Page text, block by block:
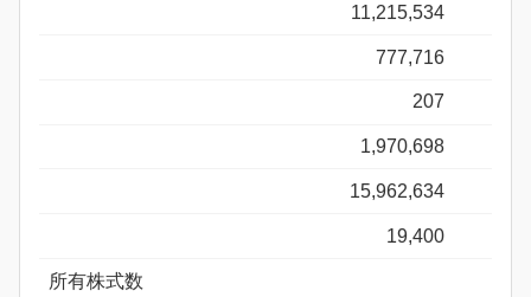
11,215,534
777,716
207
1,970,698
15,962,634
19,400
所有株式数